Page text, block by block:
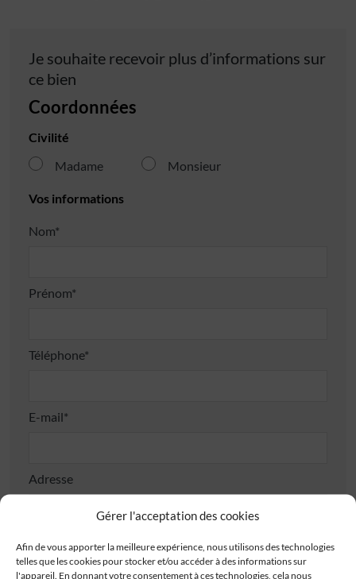
Gérer l'acceptation des cookies
Afin de vous apporter la meilleure expérience, nous utilisons des technologies
telles que les cookies pour stocker et/ou accéder à des informations sur
l'appareil. En donnant votre consentement à ces technologies, cela nous
Je souhaite recevoir plus d’informations sur
ce bien
Coordonnées
Civilité
Madame
Monsieur
Vos informations
Nom*
Prénom*
Téléphone*
E-mail*
Adresse